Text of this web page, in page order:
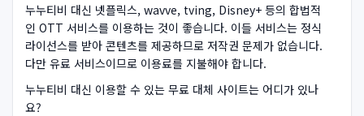
누누티비 대신 넷플릭스, wavve, tving, Disney+ 등의 합법적
인 OTT 서비스를 이용하는 것이 좋습니다. 이들 서비스는 정식
라이선스를 받아 콘텐츠를 제공하므로 저작권 문제가 없습니다.
다만 유료 서비스이므로 이용료를 지불해야 합니다.
누누티비 대신 이용할 수 있는 무료 대체 사이트는 어디가 있나
요?